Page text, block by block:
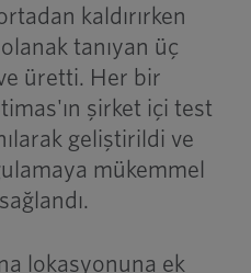
kaldırırken
tanıyan üç
üretti. Her bir
şirket içi test
geliştirildi ve
mükemmel
lokasyonuna ek